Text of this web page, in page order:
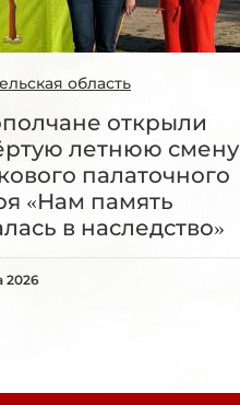
область
открыли
летнюю смену
палаточного
«Нам память
в наследство»
2026